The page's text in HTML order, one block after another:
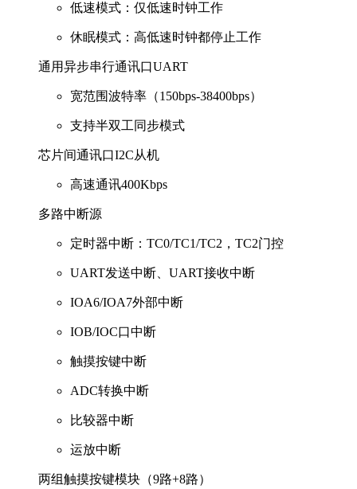
低速模式：仅低速时钟工作
休眠模式：高低速时钟都停止工作
通用异步串行通讯口UART
宽范围波特率（150bps-38400bps）
支持半双工同步模式
芯片间通讯口I2C从机
高速通讯400Kbps
多路中断源
定时器中断：TC0/TC1/TC2，TC2门控
UART发送中断、UART接收中断
IOA6/IOA7外部中断
IOB/IOC口中断
触摸按键中断
ADC转换中断
比较器中断
运放中断
两组触摸按键模块（9路+8路）